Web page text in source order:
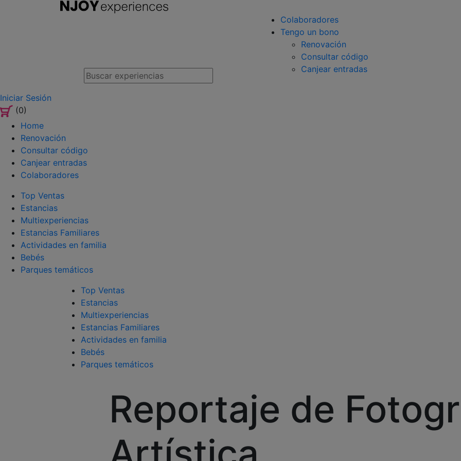
Colaboradores
Tengo un bono
Renovación
Consultar código
Canjear entradas
Iniciar Sesión
(0)
Home
Renovación
Consultar código
Canjear entradas
Colaboradores
Top Ventas
Estancias
Multiexperiencias
Estancias Familiares
Actividades en familia
Bebés
Parques temáticos
Top Ventas
Estancias
Multiexperiencias
Estancias Familiares
Actividades en familia
Bebés
Parques temáticos
Reportaje de